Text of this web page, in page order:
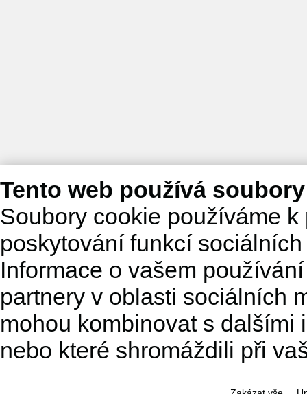
Tento web používá
Soubory cookie používáme
poskytování funkcí
Informace o vašem
partnery v oblasti sociálních
mohou kombinovat s dalšími
nebo které shromáždili při